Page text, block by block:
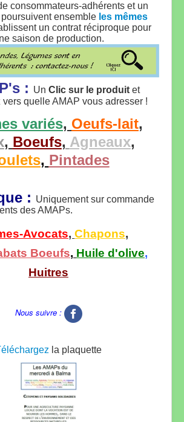
consommateurs-adhérents et un
ensemble les mêmes
un contrat réciproque pour
saison de production.
: Un Clic sur le produit et
quelle AMAP vous adresser !
variés, Oeufs-lait,
, Boeufs, Agneaux,
, Pintades
: Uniquement sur commande
des AMAPs.
Avocats, Chapons,
Boeufs, Huile d'olive,
Huitres
Nous suivre :
la plaquette